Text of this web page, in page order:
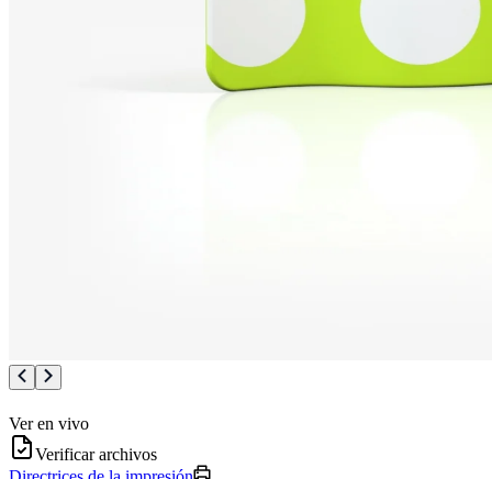
Ver en vivo
Verificar archivos